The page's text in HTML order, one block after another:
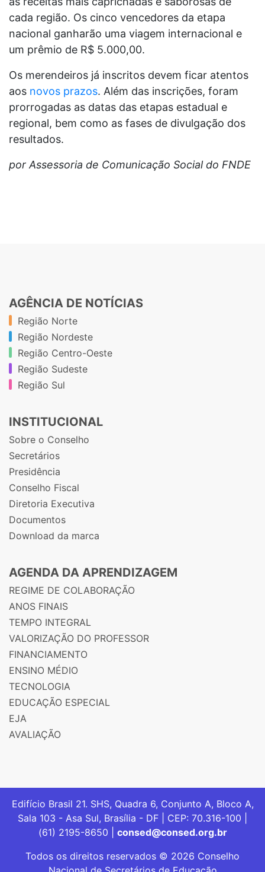
cada região. Os cinco vencedores da etapa
nacional ganharão uma viagem internacional e
um prêmio de R$ 5.000,00.
Os merendeiros já inscritos devem ficar atentos
aos novos prazos. Além das inscrições, foram
prorrogadas as datas das etapas estadual e
regional, bem como as fases de divulgação dos
resultados.
por Assessoria de Comunicação Social do FNDE
AGÊNCIA DE NOTÍCIAS
Região Norte
Região Nordeste
Região Centro-Oeste
Região Sudeste
Região Sul
INSTITUCIONAL
Sobre o Conselho
Secretários
Presidência
Conselho Fiscal
Diretoria Executiva
Documentos
Download da marca
AGENDA DA APRENDIZAGEM
REGIME DE COLABORAÇÃO
ANOS FINAIS
TEMPO INTEGRAL
VALORIZAÇÃO DO PROFESSOR
FINANCIAMENTO
ENSINO MÉDIO
TECNOLOGIA
EDUCAÇÃO ESPECIAL
EJA
AVALIAÇÃO
Edifício Brasil 21. SHS, Quadra 6, Conjunto A, Bloco A,
Sala 103 - Asa Sul, Brasília - DF | CEP: 70.316-100 |
(61) 2195-8650 | consed@consed.org.br
Todos os direitos reservados © 2026 Conselho